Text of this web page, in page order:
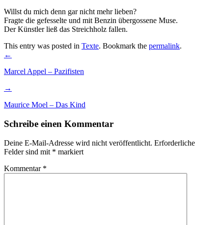
Willst du mich denn gar nicht mehr lieben?
Fragte die gefesselte und mit Benzin übergossene Muse.
Der Künstler ließ das Streichholz fallen.
This entry was posted in Texte. Bookmark the permalink.
Post
←
Marcel Appel – Pazifisten
→
Maurice Moel – Das Kind
Schreibe einen Kommentar
Deine E-Mail-Adresse wird nicht veröffentlicht. Erforderliche
Felder sind mit * markiert
Kommentar *